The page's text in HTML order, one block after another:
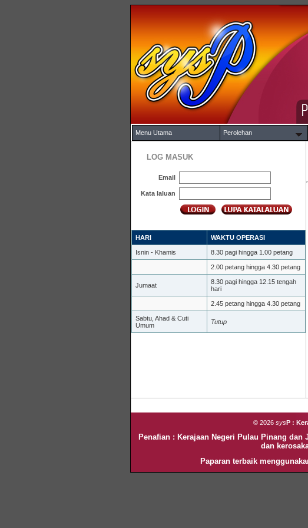
Menu Utama Perolehan
LOG MASUK
Email
Kata laluan
HARI WAKTU OPERASI
Isnin - Khamis 8.30 pagi hingga 1.00 petang
2.00 petang hingga 4.30 petang
Jumaat
8.30 pagi hingga 12.15 tengah
hari
2.45 petang hingga 4.30 petang
Sabtu, Ahad & Cuti
Umum
Tutup
© 2026 sysP :
Penafian : Kerajaan Negeri Pulau Pinang
dan
Paparan terbaik